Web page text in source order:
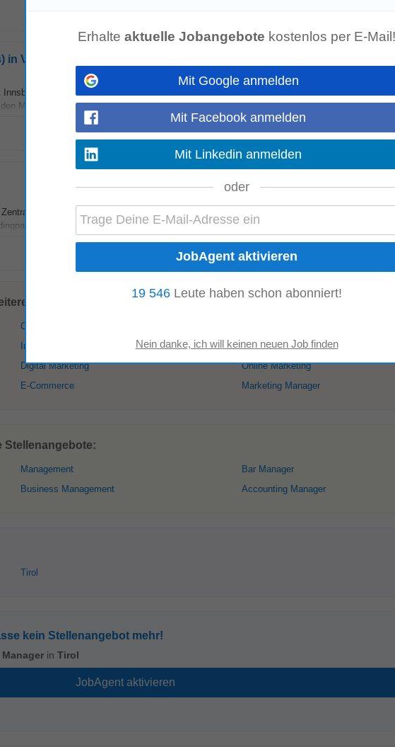
in Vollzeit
Innsbruck Die BTV Vier Länder Bank AG mit Sitz in Innsbruck zählt mit ihren rund 950
Märkten Tirol, Vorarlberg, Wien...
Mehr anzeigen
in Brixlegg | Teilzeit: 25 h pro Woche | ab sofort Deine To-Dos Website & Blog: Du
(CMS),
SEOund Performance...
Mehr anzeigen
interessante Jobs in Tirol:
Communications Manager
Influencer
Digital Marketing
E-Commerce
SEM
Online Marketing
Marketing Manager
Stellenangebote:
Management
Business Management
Bar Manager
Accounting Manager
Tirol
kein Stellenangebot mehr!
Manager in Tirol
Erhalte aktuelle Jobangebote kostenlos per E-Mail!
Mit Google anmelden
Mit Facebook anmelden
Mit Linkedin anmelden
oder
19 546 Leute haben schon abonniert!